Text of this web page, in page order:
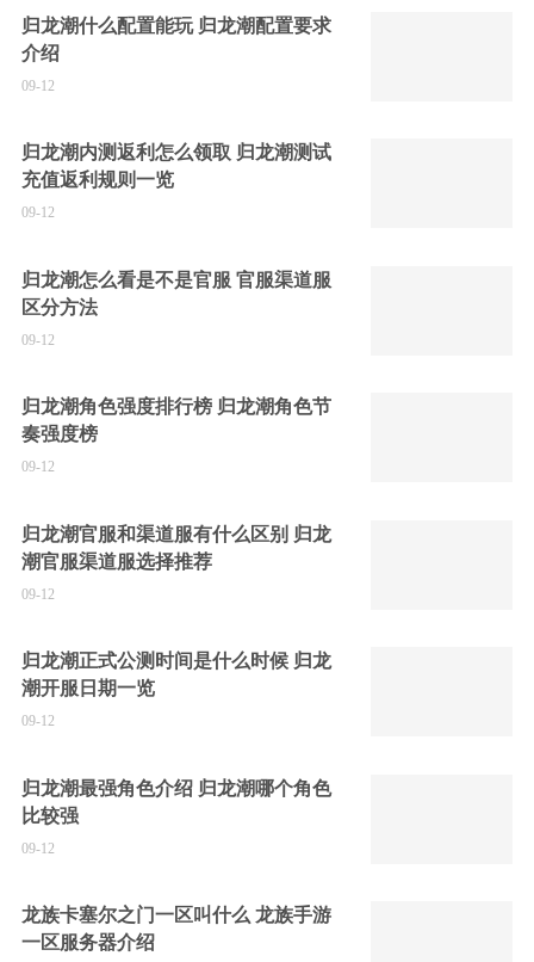
归龙潮什么配置能玩 归龙潮配置要求
介绍
09-12
归龙潮内测返利怎么领取 归龙潮测试
充值返利规则一览
09-12
归龙潮怎么看是不是官服 官服渠道服
区分方法
09-12
归龙潮角色强度排行榜 归龙潮角色节
奏强度榜
09-12
归龙潮官服和渠道服有什么区别 归龙
潮官服渠道服选择推荐
09-12
归龙潮正式公测时间是什么时候 归龙
潮开服日期一览
09-12
归龙潮最强角色介绍 归龙潮哪个角色
比较强
09-12
龙族卡塞尔之门一区叫什么 龙族手游
一区服务器介绍